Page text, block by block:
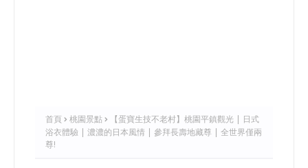
首頁 桃園景點
【蛋寶生技不老村】桃園平鎮觀光 | 日式
浴衣體驗 | 濃濃的日本風情 | 參拜長壽地藏尊 | 全世界僅兩
尊!